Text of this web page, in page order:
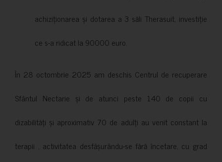
achiziționarea și dotarea a 3 săli Therasuit, investiție
ce s-a ridicat la 90000 euro.
În 28 octombrie 2025 am deschis Centrul de recuperare
Sfântul Nectarie și de atunci peste 140 de copii cu
dizabilități și aproximativ 70 de adulți au venit constant la
terapii , activitatea desfășurându-se fără încetare, cu grad